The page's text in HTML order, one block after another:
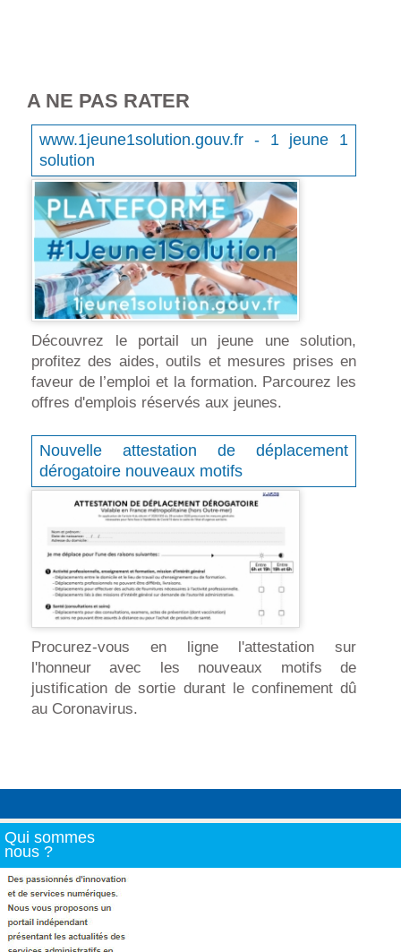
A NE PAS RATER
www.1jeune1solution.gouv.fr - 1 jeune 1
solution
Découvrez le portail un jeune une solution,
profitez des aides, outils et mesures prises en
faveur de l’emploi et la formation. Parcourez les
offres d'emplois réservés aux jeunes.
Nouvelle attestation de déplacement
dérogatoire nouveaux motifs
Procurez-vous en ligne l'attestation sur
l'honneur avec les nouveaux motifs de
justification de sortie durant le confinement dû
au Coronavirus.
Qui sommes
nous ?